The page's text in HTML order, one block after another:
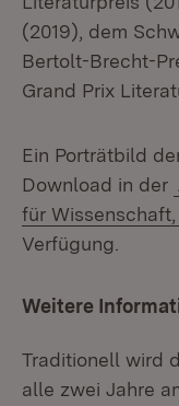
(2019), dem
Bertolt-Brecht-
Grand Prix
Ein Porträtbild
Download in der
für
Verfügung.
Weitere
Traditionell wird
alle zwei Jahre